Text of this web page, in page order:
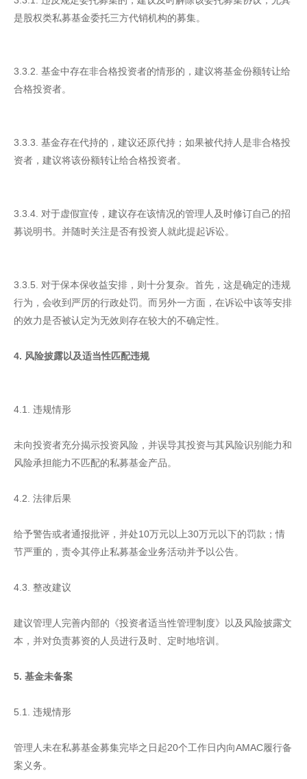
是股权类私募基金委托三方代销机构的募集。
3.3.2. 基金中存在非合格投资者的情形的，建议将基金份额转让给
合格投资者。
3.3.3. 基金存在代持的，建议还原代持；如果被代持人是非合格投
资者，建议将该份额转让给合格投资者。
3.3.4. 对于虚假宣传，建议存在该情况的管理人及时修订自己的招
募说明书。并随时关注是否有投资人就此提起诉讼。
3.3.5. 对于保本保收益安排，则十分复杂。首先，这是确定的违规
行为，会收到严厉的行政处罚。而另外一方面，在诉讼中该等安排
的效力是否被认定为无效则存在较大的不确定性。
4. 风险披露以及适当性匹配违规
4.1. 违规情形
未向投资者充分揭示投资风险，并误导其投资与其风险识别能力和
风险承担能力不匹配的私募基金产品。
4.2. 法律后果
给予警告或者通报批评，并处10万元以上30万元以下的罚款；情
节严重的，责令其停止私募基金业务活动并予以公告。
4.3. 整改建议
建议管理人完善内部的《投资者适当性管理制度》以及风险披露文
本，并对负责募资的人员进行及时、定时地培训。
5. 基金未备案
5.1. 违规情形
管理人未在私募基金募集完毕之日起20个工作日内向AMAC履行备
案义务。